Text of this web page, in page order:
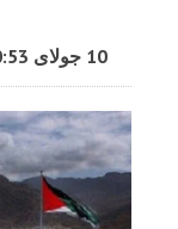
10 جولای 10:53